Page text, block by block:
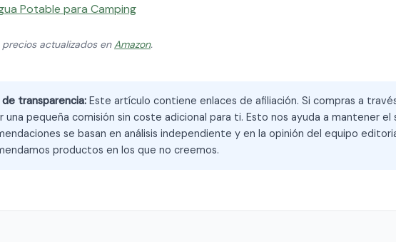
Potable para Camping
actualizados enAmazon.
de transparencia: Este artículo contiene enlaces de afiliación. Si compras a
una pequeña comisión sin coste adicional para ti. Esto nos ayuda a mantener el
se basan en análisis independiente y en la opinión del equipo
productos en los que no creemos.